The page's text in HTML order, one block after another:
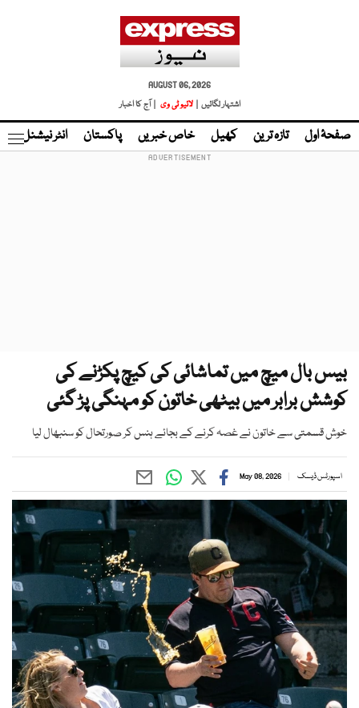
AUGUST 06, 2026
اشتہار لگائیں |
لائیو ٹی وی | آج کا اخبار
صفحۂ اول تازہ ترین کھیل خاص خبریں پاکستان انٹر نیشنل
بیس بال میچ میں تماشائی کی کیچ پکڑنے کی
کوشش برابر میں بیٹھی خاتون کو مہنگی پڑ گئی
خوش قسمتی سے خاتون نے غصہ کرنے کے بجائے ہنس کر صورتحال کو سنبھال لیا
اسپورٹس ڈیسک May 08, 2026